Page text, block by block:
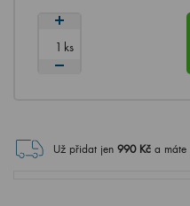
ks
Už přidat jen 990Kč a máte